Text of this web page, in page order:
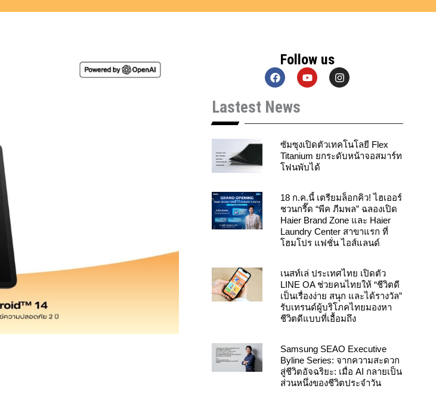
Follow us
F
a
e
b
o
Y
o
b
I
n
g
a
m
Lastest News
ซัมซุงเปิดตัวเทคโนโลยี Flex
Titanium ยกระดับหน้าจอสมาร์ท
โฟนพับได้
18 ก.ค.นี้ เตรียมล็อกคิว! ไฮเออร์
ชวนกรี๊ด “พีค ภีมพล” ฉลองเปิด
Haier Brand Zone และ Haier
Laundry Center สาขาแรก ที่
โฮมโปร แฟชั่น ไอส์แลนด์
เนสท์เล่ ประเทศไทย เปิดตัว
LINE OA ช่วยคนไทยให้ “ชีวิตดี
เป็นเรื่องง่าย สนุก และได้รางวัล”
รับเทรนด์ผู้บริโภคไทยมองหา
ชีวิตดีแบบที่เอื้อมถึง
Samsung SEAO Executive
Byline Series: จากความสะดวก
สู่ชีวิตอัจฉริยะ: เมื่อ AI กลายเป็น
ส่วนหนึ่งของชีวิตประจำวัน